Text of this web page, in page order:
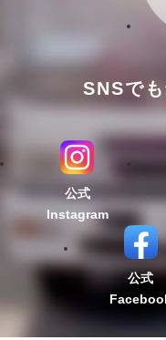
SNSで
公式
Instagram
公式